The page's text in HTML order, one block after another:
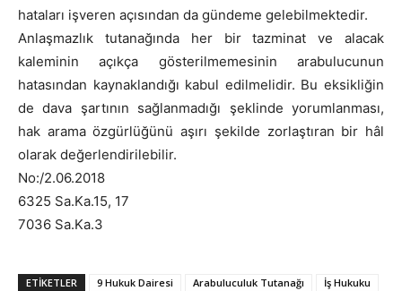
hataları işveren açısından da gündeme gelebilmektedir.
Anlaşmazlık tutanağında her bir tazminat ve alacak
kaleminin açıkça gösterilmemesinin arabulucunun
hatasından kaynaklandığı kabul edilmelidir. Bu eksikliğin
de dava şartının sağlanmadığı şeklinde yorumlanması,
hak arama özgürlüğünü aşırı şekilde zorlaştıran bir hâl
olarak değerlendirilebilir.
No:/2.06.2018
6325 Sa.Ka.15, 17
7036 Sa.Ka.3
ETIKETLER 9 Hukuk Dairesi Arabuluculuk Tutanağı
İş Hukuku